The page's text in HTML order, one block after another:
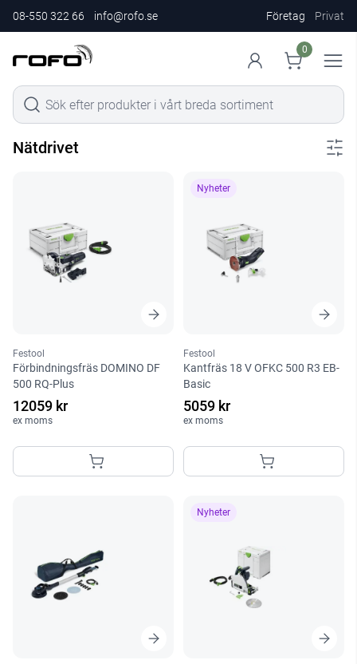
08-550 322 66 info@rofo.se Företag Privat
0
Nätdrivet
Festool
Förbindningsfräs DOMINO DF
500 RQ-Plus
12059 kr
ex moms
Nyheter
Festool
Kantfräs 18 V OFKC 500 R3 EB-
Basic
5059 kr
ex moms
Nyheter